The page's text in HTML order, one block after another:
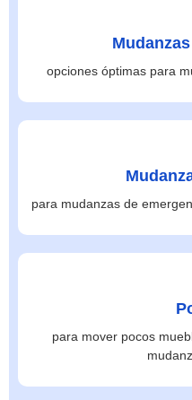
opciones óptimas para
para mudanzas de
para mover pocos